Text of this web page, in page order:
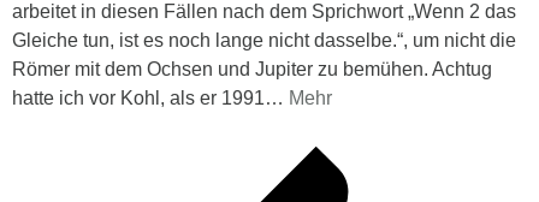
arbeitet in diesen Fällen nach dem Sprichwort „Wenn 2 das
Gleiche tun, ist es noch lange nicht dasselbe.“, um nicht die
Römer mit dem Ochsen und Jupiter zu bemühen. Achtug
hatte ich vor Kohl, als er 1991… Mehr